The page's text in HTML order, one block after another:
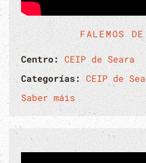
FALEMOS
Centro: CEIP de Seara
Categorías:CEIP de
Saber máis